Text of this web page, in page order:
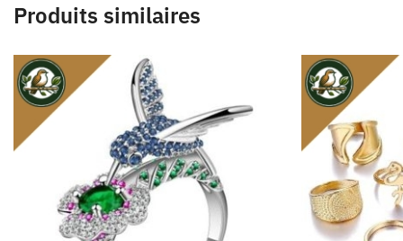
Produits similaires